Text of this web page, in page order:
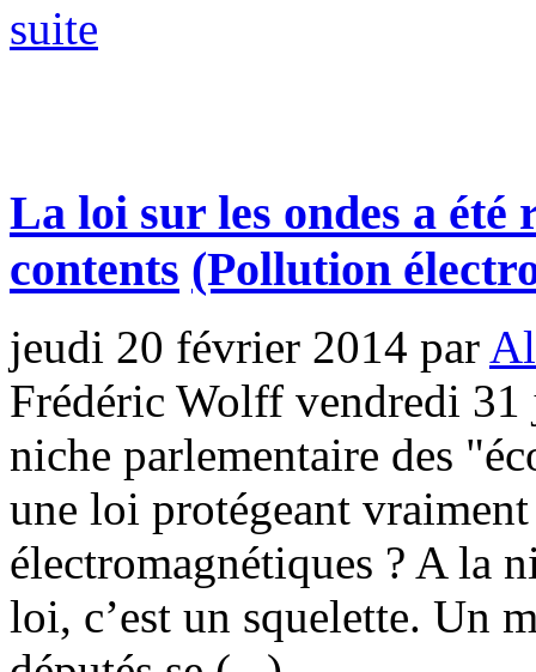
suite
La loi sur les ondes a été
contents (Pollution
jeudi 20 février 2014 par
Frédéric Wolff vendredi 31
niche parlementaire des
une loi protégeant vraiment
électromagnétiques ? A la
loi, c’est un squelette. Un